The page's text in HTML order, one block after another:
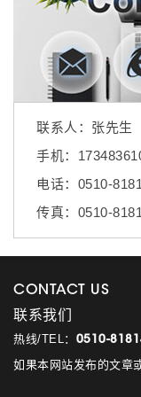
联系人：张先生
手机：
电话：0510-
传真：0510-
CONTACT US
联系我们
热线/TEL： 0510-
如果本网站发布的文章